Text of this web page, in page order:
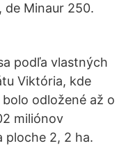
de Minaur 250.
podľa vlastných
Viktória, kde
odložené až o
miliónov
ploche 2, 2 ha.